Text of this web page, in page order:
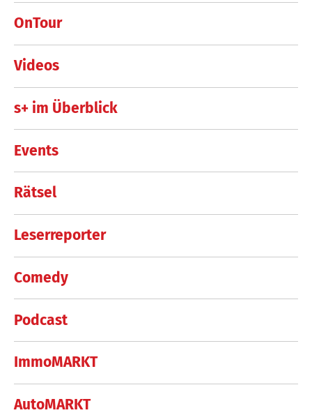
OnTour
Videos
s+ im Überblick
Events
Rätsel
Leserreporter
Comedy
Podcast
ImmoMARKT
AutoMARKT